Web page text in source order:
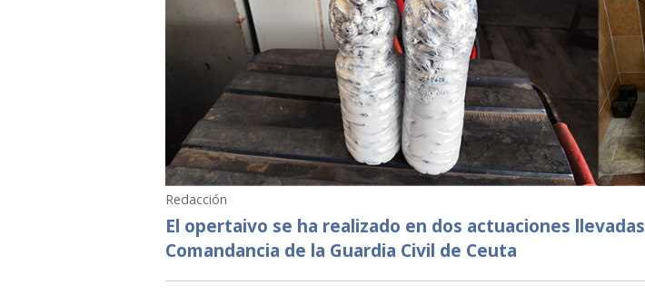
Redacción
El opertaivo se ha realizado en dos actuaciones
Comandancia de la Guardia Civil de Ceuta